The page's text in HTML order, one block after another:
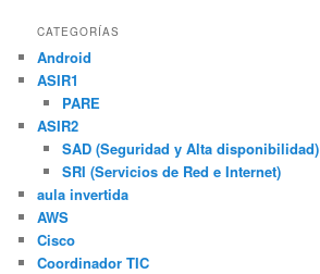
CATEGORÍAS
Android
ASIR1
PARE
ASIR2
SAD (Seguridad y Alta disponibilidad)
SRI (Servicios de Red e Internet)
aula invertida
AWS
Cisco
Coordinador TIC